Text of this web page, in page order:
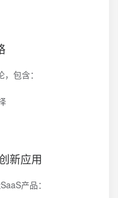
包含：
新应用
产品：